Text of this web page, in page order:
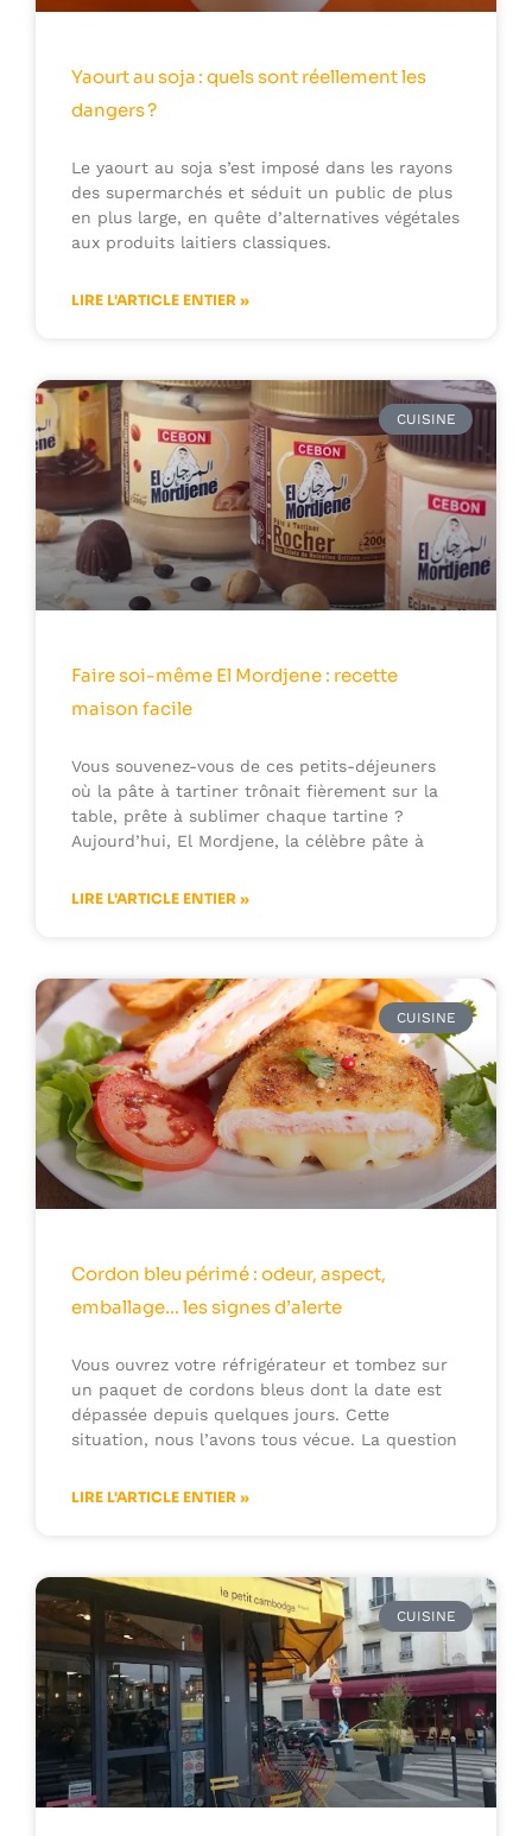
Yaourt au soja : quels sont réellement les
dangers ?
Le yaourt au soja s’est imposé dans les rayons
des supermarchés et séduit un public de plus
en plus large, en quête d’alternatives végétales
aux produits laitiers classiques.
LIRE L'ARTICLE ENTIER »
CUISINE
Faire soi-même El Mordjene : recette
maison facile
Vous souvenez-vous de ces petits-déjeuners
où la pâte à tartiner trônait fièrement sur la
table, prête à sublimer chaque tartine ?
Aujourd’hui, El Mordjene, la célèbre pâte à
LIRE L'ARTICLE ENTIER »
CUISINE
Cordon bleu périmé : odeur, aspect,
emballage… les signes d’alerte
Vous ouvrez votre réfrigérateur et tombez sur
un paquet de cordons bleus dont la date est
dépassée depuis quelques jours. Cette
situation, nous l’avons tous vécue. La question
LIRE L'ARTICLE ENTIER »
CUISINE